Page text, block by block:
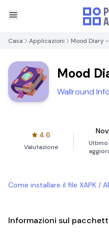
Casa Applicazioni Mood Diary
Mood
Wallround
4.6
Valutazione
Ultimo
Come installare il file XAPK /
Informazioni sul